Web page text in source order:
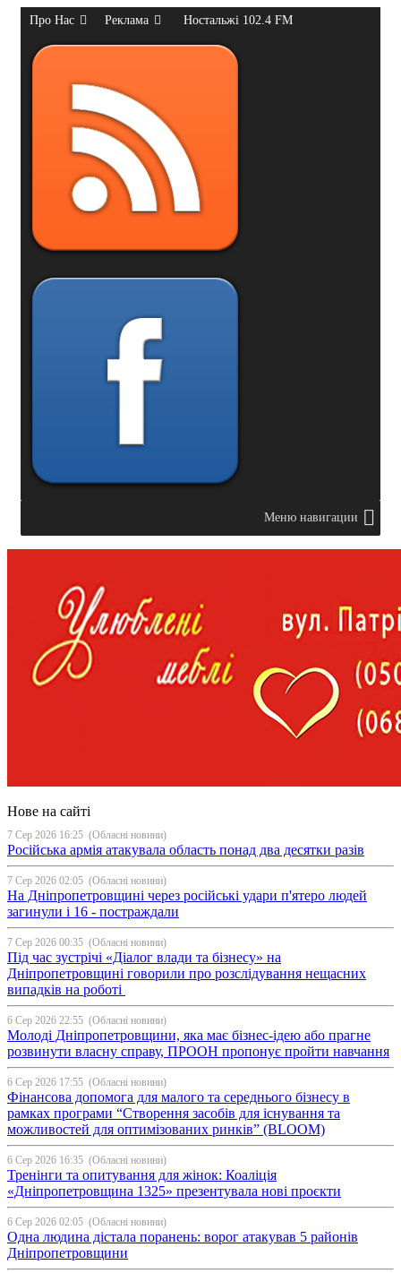
Про Нас Реклама Ностальжі 102.4 FM
Меню навигации
Нове на сайті
7 Сер 2026 16:25 (Обласні новини)
Російська армія атакувала область понад два десятки разів
7 Сер 2026 02:05 (Обласні новини)
На Дніпропетровщині через російські удари п'ятеро людей
загинули і 16 - постраждали
7 Сер 2026 00:35 (Обласні новини)
Під час зустрічі «Діалог влади та бізнесу» на
Дніпропетровщині говорили про розслідування нещасних
випадків на роботі
6 Сер 2026 22:55 (Обласні новини)
Молоді Дніпропетровщини, яка має бізнес-ідею або прагне
розвинути власну справу, ПРООН пропонує пройти навчання
6 Сер 2026 17:55 (Обласні новини)
Фінансова допомога для малого та середнього бізнесу в
рамках програми “Створення засобів для існування та
можливостей для оптимізованих ринків” (BLOOM)
6 Сер 2026 16:35 (Обласні новини)
Тренінги та опитування для жінок: Коаліція
«Дніпропетровщина 1325» презентувала нові проєкти
6 Сер 2026 02:05 (Обласні новини)
Одна людина дістала поранень: ворог атакував 5 районів
Дніпропетровщини